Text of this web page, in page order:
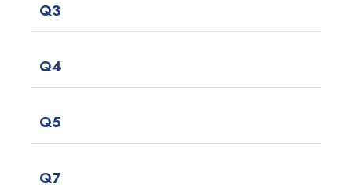
Q3
Q4
Q5
Q7